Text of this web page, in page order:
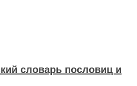
словарь пословиц и